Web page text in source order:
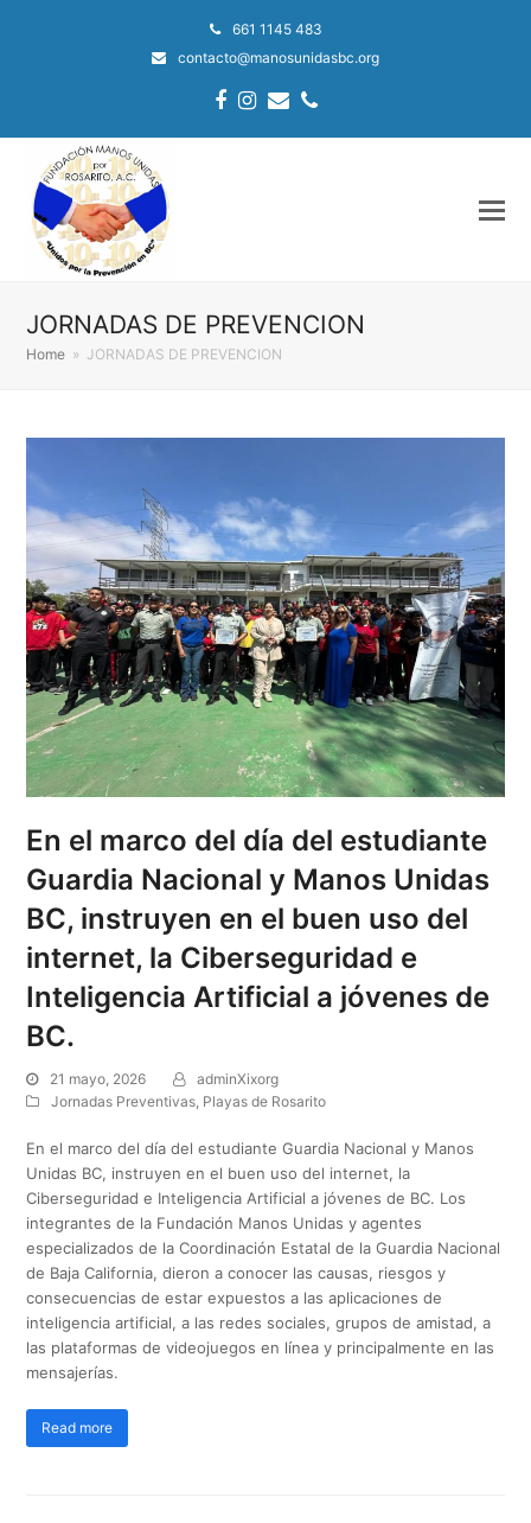
661 1145 483
contacto@manosunidasbc.org
Facebook
Instagram
EmailPhone
JORNADAS DE PREVENCION
Home » JORNADAS DE PREVENCION
En el marco del día del estudiante
Guardia Nacional y Manos Unidas
BC, instruyen en el buen uso del
internet, la Ciberseguridad e
Inteligencia Artificial a jóvenes de
BC.
21 mayo, 2026
adminXixorg
Jornadas Preventivas Playas de Rosarito
En el marco del día del estudiante Guardia Nacional y Manos
Unidas BC, instruyen en el buen uso del internet, la
Ciberseguridad e Inteligencia Artificial a jóvenes de BC. Los
integrantes de la Fundación Manos Unidas y agentes
especializados de la Coordinación Estatal de la Guardia Nacional
de Baja California, dieron a conocer las causas, riesgos y
consecuencias de estar expuestos a las aplicaciones de
inteligencia artificial, a las redes sociales, grupos de amistad, a
las plataformas de videojuegos en línea y principalmente en las
mensajerías.
Read more